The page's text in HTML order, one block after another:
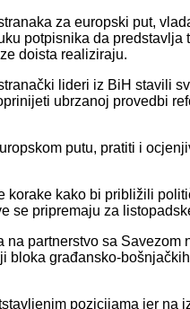
za europski put,
potpisnika da
doista realiziraju.
lideri iz BiH stavili
ubrzanoj provedbi
putu, pratiti i
kako bi približili
se pripremaju za
partnerstvo sa Savezom
građansko-
pozicijama jer na